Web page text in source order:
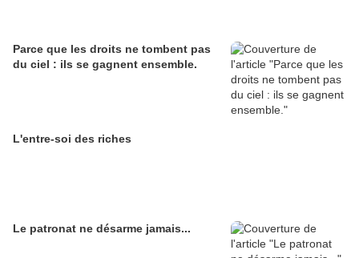
Parce que les droits ne tombent pas
du ciel : ils se gagnent ensemble.
L'entre-soi des riches
Le patronat ne désarme jamais...